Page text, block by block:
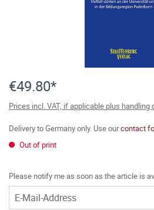
€49.80*
Prices incl. VAT, if applicable plus handling
Delivery to Germany only. Use ourcontact
Out of print
Please notify me as soon as the article is